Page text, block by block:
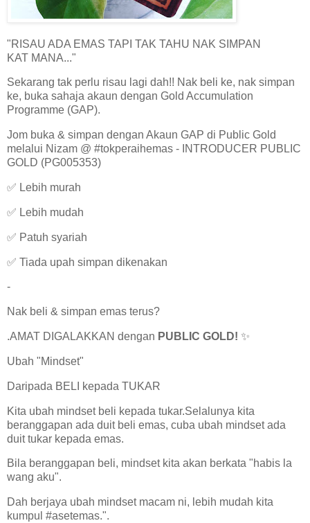
"RISAU ADA EMAS TAPI TAK TAHU NAK SIMPAN
KAT MANA..."
Sekarang tak perlu risau lagi dah!! Nak beli ke, nak simpan
ke, buka sahaja akaun dengan Gold Accumulation
Programme (GAP).
Jom buka & simpan dengan Akaun GAP di Public Gold
melalui Nizam @ #tokperaihemas - INTRODUCER PUBLIC
GOLD (PG005353)
✅ Lebih murah
✅ Lebih mudah
✅ Patuh syariah
✅ Tiada upah simpan dikenakan
-
Nak beli & simpan emas terus?
.AMAT DIGALAKKAN dengan PUBLIC GOLD! ✨
Ubah "Mindset"
Daripada BELI kepada TUKAR
Kita ubah mindset beli kepada tukar.Selalunya kita
beranggapan ada duit beli emas, cuba ubah mindset ada
duit tukar kepada emas.
Bila beranggapan beli, mindset kita akan berkata "habis la
wang aku".
Dah berjaya ubah mindset macam ni, lebih mudah kita
kumpul #asetemas.".